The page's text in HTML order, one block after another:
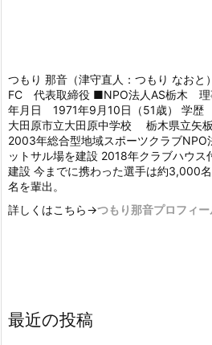
つもり 那音（津守直人：つもり なお
FC 代表取締役 ■NPO法人AS栃木
年月日 1971年9月10日（51歳） 学
大田原市立大田原中学校 栃木県
2003年総合型地域スポーツクラブNPO
ットサル場を建設 2018年クラブハウス
建設 今までに携わった選手は約3,000
名を輩出。
詳しくはこちら→つもり那音プロフィー
最近の投稿